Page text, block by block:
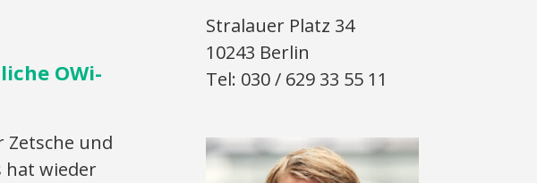
OWi-
und
hat wieder
Stralauer Platz 34
10243 Berlin
Tel: 030 / 629 33 55 11